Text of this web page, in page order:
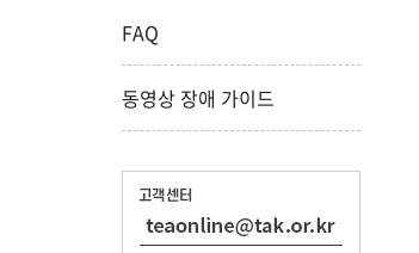
FAQ
동영상 장애 가이드